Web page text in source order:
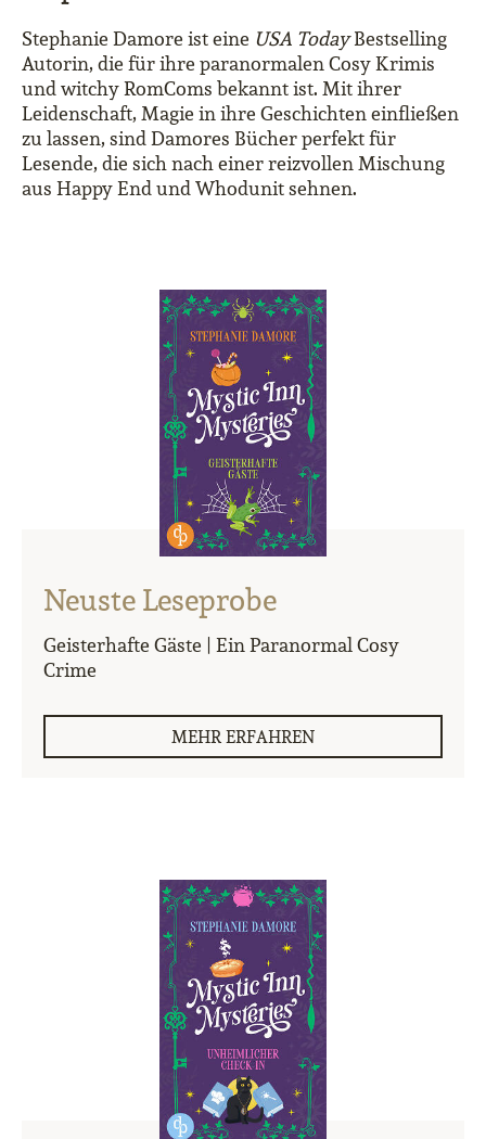
Stephanie Damore ist eine USA TodayBestselling
Autorin, die für ihre paranormalen Cosy Krimis
und witchy RomComs bekannt ist. Mit ihrer
Leidenschaft, Magie in ihre Geschichten einfließen
zu lassen, sind Damores Bücher perfekt für
Lesende, die sich nach einer reizvollen Mischung
aus Happy End und Whodunit sehnen.
Neuste Leseprobe
Geisterhafte Gäste | Ein Paranormal Cosy
Crime
MEHR ERFAHREN